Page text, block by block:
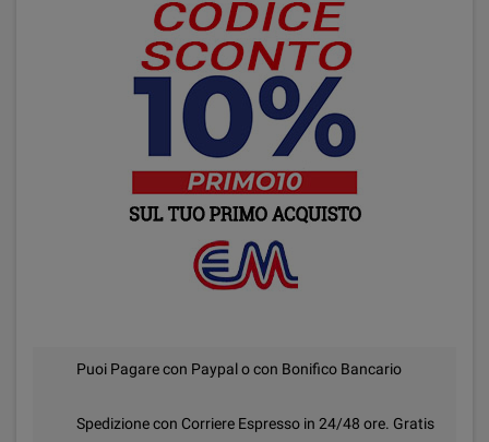
Puoi Pagare con Paypal o con Bonifico Bancario
Spedizione con Corriere Espresso in 24/48 ore. Gratis